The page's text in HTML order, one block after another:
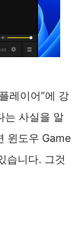
레이어”에 강
는 사실을 알
윈도우 Game
습니다. 그것